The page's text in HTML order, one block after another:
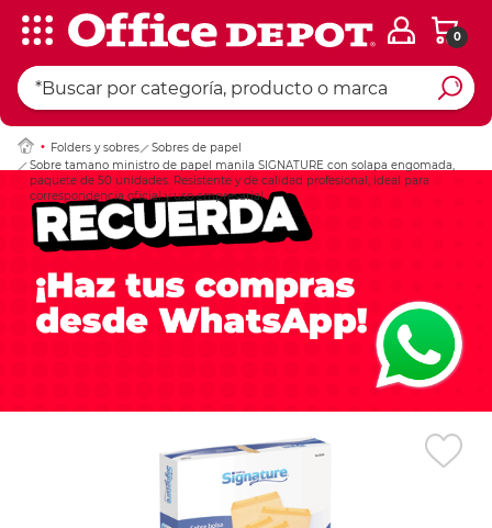
0
Folders y sobres
Sobres de papel
Sobre tamano ministro de papel manila SIGNATURE con solapa engomada,
paquete de 50 unidades. Resistente y de calidad profesional, ideal para
correspondencia oficial y uso empresarial.
Ingresar Codigo